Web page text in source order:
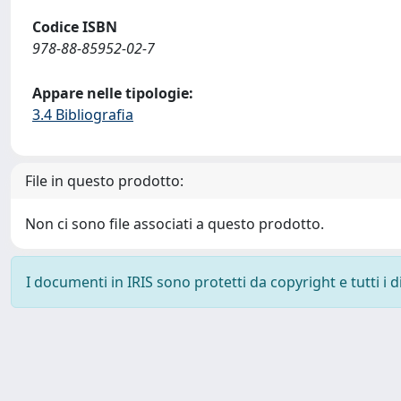
Codice ISBN
978-88-85952-02-7
Appare nelle tipologie:
3.4 Bibliografia
File in questo prodotto:
Non ci sono file associati a questo prodotto.
I documenti in IRIS sono protetti da copyright e tutti i